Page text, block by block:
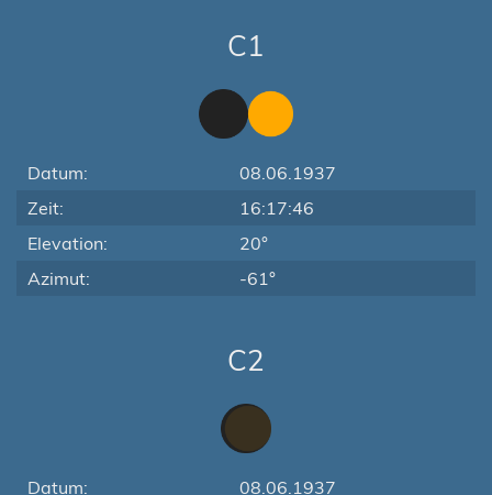
C1
Datum:
08.06.1937
Zeit:
16:17:46
Elevation:
20°
Azimut:
-61°
C2
Datum: 08.06.1937